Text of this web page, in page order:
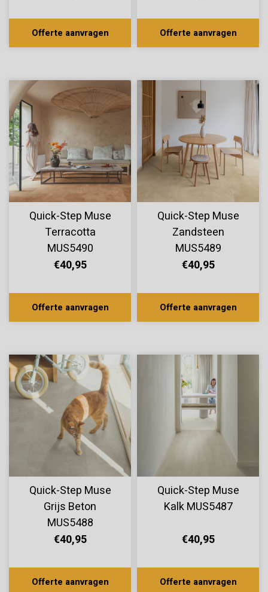
Offerte aanvragen Offerte aanvragen
Quick-Step Muse
Terracotta
MUS5490
€40,95
Offerte aanvragen
Quick-Step Muse
Zandsteen
MUS5489
€40,95
Offerte aanvragen
Quick-Step Muse
Grijs Beton
MUS5488
€40,95
Offerte aanvragen
Quick-Step Muse
Kalk MUS5487
€40,95
Offerte aanvragen